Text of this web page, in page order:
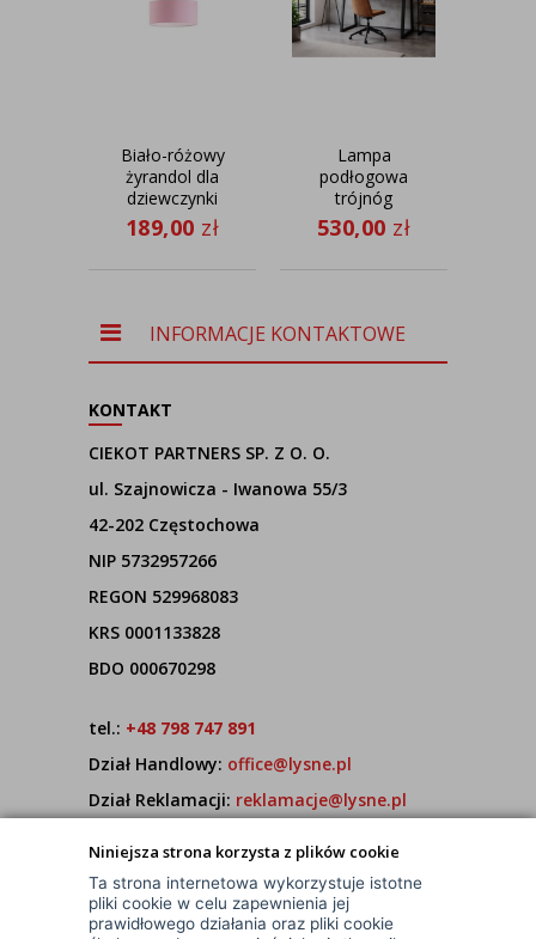
Niniejsza strona korzysta z plików cookie
Ta strona internetowa wykorzystuje istotne
pliki cookie w celu zapewnienia jej
prawidłowego działania oraz pliki cookie
Biało-różowy
żyrandol dla
dziewczynki
HAJFA fi - 30
cm
189,00 zł
Lampa
podłogowa
trójnóg
czarna PARYŻ
530,00 zł
INFORMACJE KONTAKTOWE
KONTAKT
CIEKOT PARTNERS SP. Z O. O.
ul. Szajnowicza - Iwanowa 55/3
42-202 Częstochowa
NIP 5732957266
REGON 529968083
KRS 0001133828
BDO 000670298
tel.: +48 798 747 891
Dział Handlowy: office@lysne.pl
Dział Reklamacji: reklamacje@lysne.pl
7:00 - 15:00